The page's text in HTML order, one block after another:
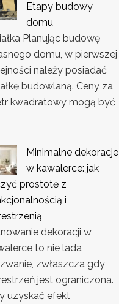
Etapy budowy
domu
Planując budowę
domu, w pierwszej
należy posiadać
budowlaną. Ceny za
kwadratowy mogą być
Minimalne dekoracje
w kawalerce: jak
prostotę z
i
dekoracji w
to nie lada
zwłaszcza gdy
jest ograniczona.
uzyskać efekt